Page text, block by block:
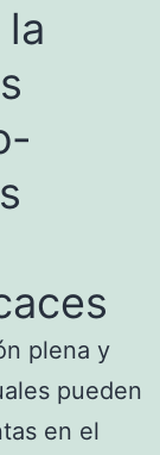
plena y
pueden
en el